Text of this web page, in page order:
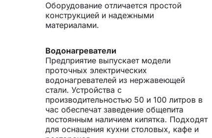
Оборудование отличается простой
конструкцией и надежными
материалами.
Водонагреватели
Предприятие выпускает модели
проточных электрических
водонагревателей из нержавеющей
стали. Устройства с
производительностью 50 и 100 литров в
час обеспечат заведение общепита
постоянным наличием кипятка. Подходят
для оснащения кухни столовых, кафе и